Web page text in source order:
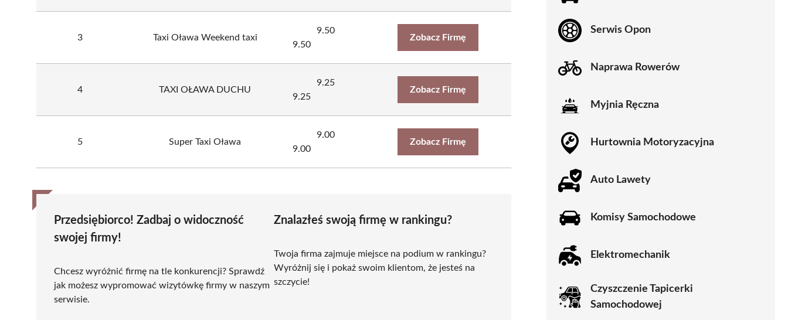
3 Taxi Oława Weekend taxi
9.50
9.50
Zobacz Firmę
4 TAXI OŁAWA DUCHU
9.25
9.25
Zobacz Firmę
5 Super Taxi Oława
9.00
9.00
Zobacz Firmę
Przedsiębiorco! Zadbaj o widoczność
swojej firmy!
Chcesz wyróżnić firmę na tle konkurencji? Sprawdź
jak możesz wypromować wizytówkę firmy w naszym
serwisie.
Znalazłeś swoją firmę w rankingu?
Twoja firma zajmuje miejsce na podium w rankingu?
Wyróżnij się i pokaż swoim klientom, że jesteś na
szczycie!
Serwis Opon
Naprawa Rowerów
Myjnia Ręczna
Hurtownia Motoryzacyjna
Auto Lawety
Komisy Samochodowe
Elektromechanik
Czyszczenie Tapicerki
Samochodowej